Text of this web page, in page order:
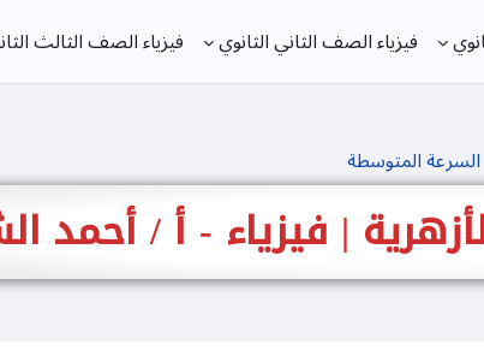
فيزياء الصف الثاني الثانوي فيزياء الصف الثالث
السرعة المتوسطة
| فيزياء - أ /